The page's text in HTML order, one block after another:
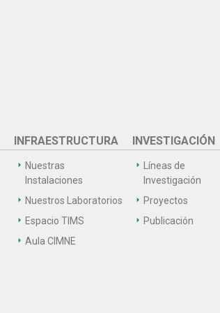
INFRAESTRUCTURA
Nuestras
Instalaciones
Nuestros Laboratorios
Espacio TIMS
Aula CIMNE
INVESTIGACIÓN
Líneas de
Investigación
Proyectos
Publicación